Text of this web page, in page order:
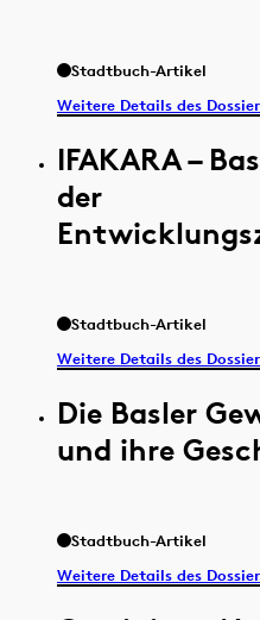
Stadtbuch-Artikel
Weitere Details des
IFAKARA –
der
Stadtbuch-Artikel
Weitere Details des
Die Basler
und ihre
Stadtbuch-Artikel
Weitere Details des